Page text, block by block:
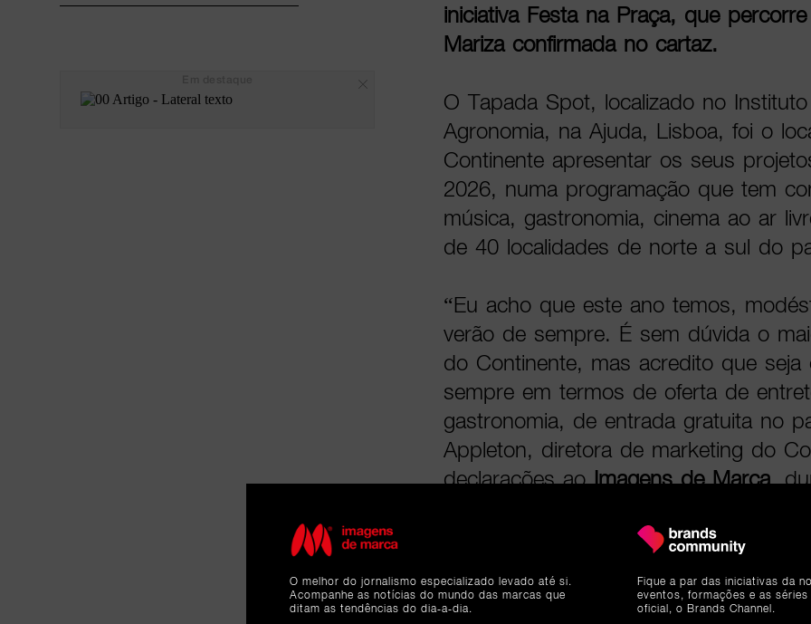
iniciativa Festa na Praça, que
Mariza confirmada no cartaz.
O Tapada Spot, localizado no
Agronomia, na Ajuda, Lisboa, foi o
Continente apresentar os seus
2026, numa programação que tem
música, gastronomia, cinema ao ar
de 40 localidades de norte a sul do
“Eu acho que este ano temos,
verão de sempre. É sem dúvida o
do Continente, mas acredito que
sempre em termos de oferta de
gastronomia, de entrada gratuita no
Appleton, diretora de marketing do
declarações aoImagens de Marca,
com a 8.ª edição do Festival da
O melhor do jornalismo especializado levado até si.
Acompanhe as notícias do mundo das marcas que
ditam as tendências do dia-a-dia.
Fique a par das iniciativas da
eventos, formações e as
oficial, o Brands Channel.